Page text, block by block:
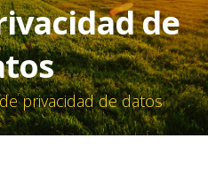
de
privacidad de datos